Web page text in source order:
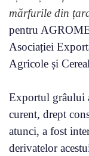
mărfurile din
pentru
Asociației
Agricole și
Exportul grâului
curent, drept
atunci, a fost
derivatelor